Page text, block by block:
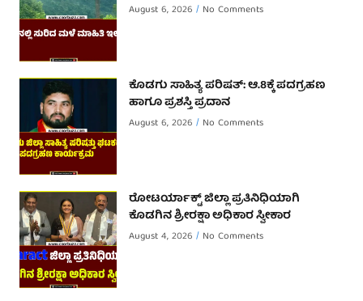
August 6, 2026 No Comments
ಕೊಡಗು ಸಾಹಿತ್ಯ ಪರಿಷತ್: ಆ.8ಕ್ಕೆ ಪದಗ್ರಹಣ
ಹಾಗೂ ಪ್ರಶಸ್ತಿ ಪ್ರದಾನ
August 6, 2026 No Comments
ರೋಟರ್ಯಾಕ್ಟ್ ಜಿಲ್ಲಾ ಪ್ರತಿನಿಧಿಯಾಗಿ
ಕೊಡಗಿನ ಶ್ರೀರಕ್ಷಾ ಅಧಿಕಾರ ಸ್ವೀಕಾರ
August 4, 2026 No Comments